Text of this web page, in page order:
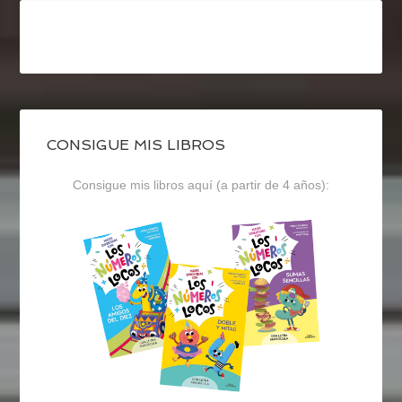
CONSIGUE MIS LIBROS
Consigue mis libros aquí (a partir de 4 años):